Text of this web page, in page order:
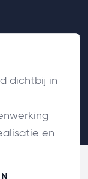
dichtbij in
en